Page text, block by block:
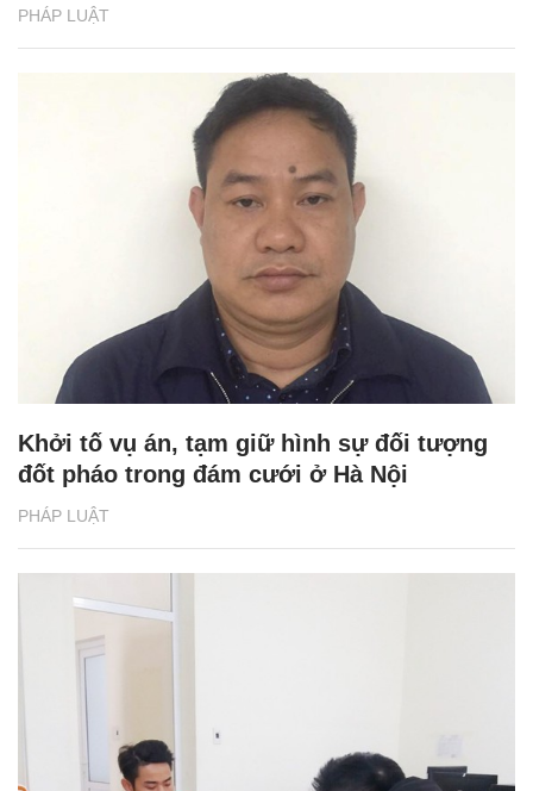
PHÁP LUẬT
PHÁP LUẬT
Khởi tố vụ án, tạm giữ hình sự đối tượng
đốt pháo trong đám cưới ở Hà Nội